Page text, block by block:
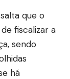
que o
fiscalizar a
sendo
há